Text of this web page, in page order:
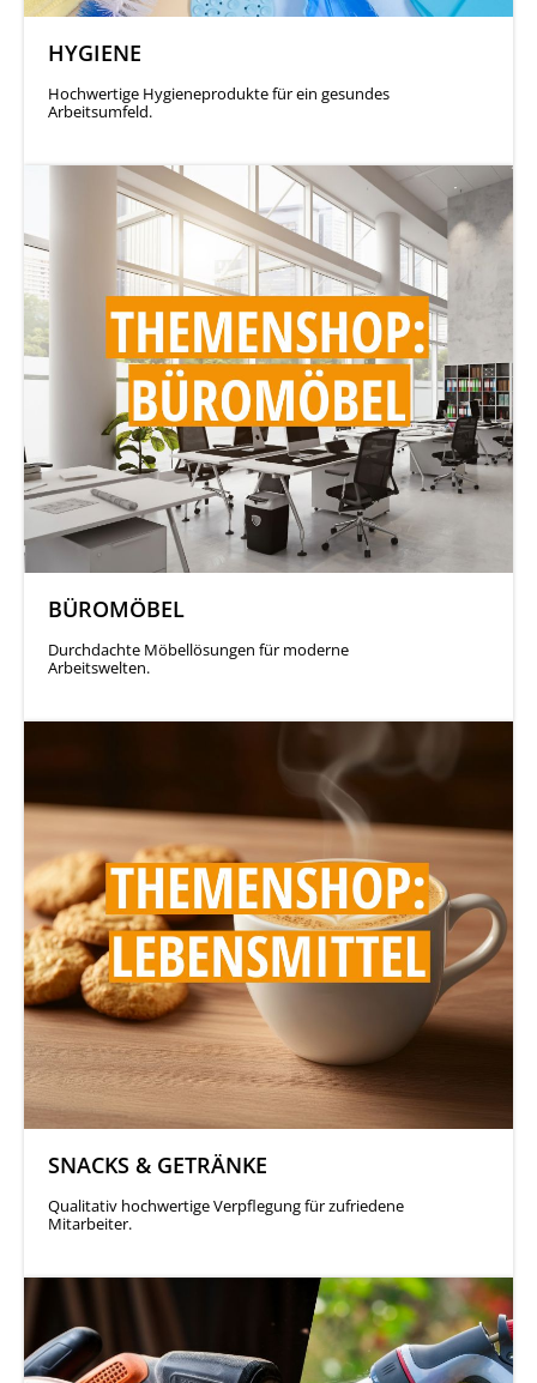
HYGIENE
Hochwertige Hygieneprodukte für ein gesundes
Arbeitsumfeld.
BÜROMÖBEL
Durchdachte Möbellösungen für moderne
Arbeitswelten.
SNACKS & GETRÄNKE
Qualitativ hochwertige Verpflegung für zufriedene
Mitarbeiter.